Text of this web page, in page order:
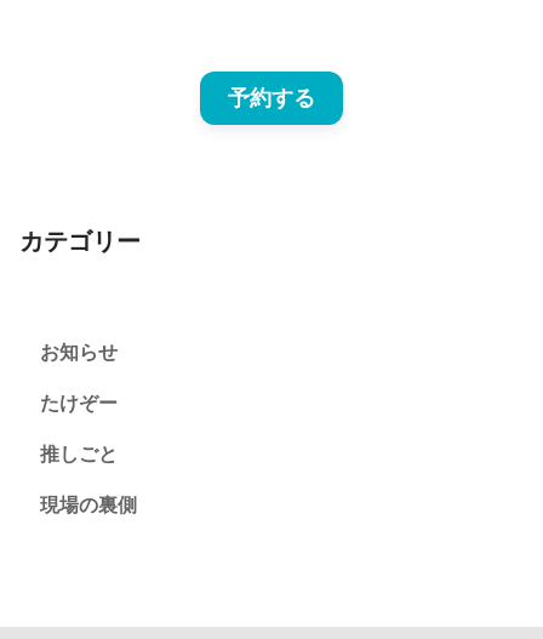
予約する
カテゴリー
お知らせ
たけぞー
推しごと
現場の裏側